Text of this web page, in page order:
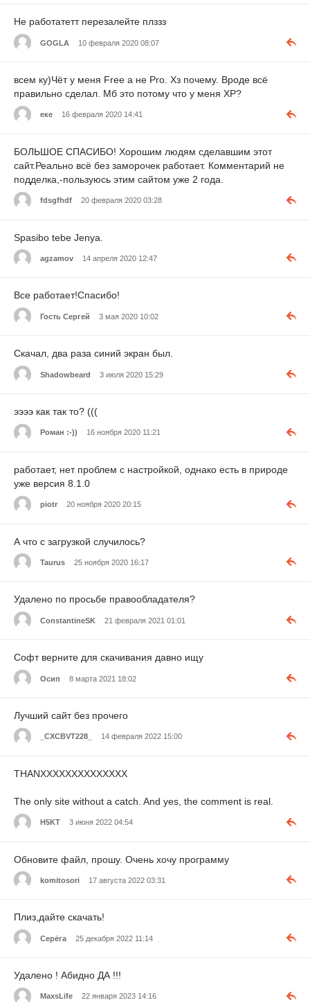
Не работатетт перезалейте плззз
GOGLA 10 февраля 2020 08:07
всем ку)Чёт у меня Free а не Pro. Хз почему. Вроде всё
правильно сделал. Мб это потому что у меня XP?
еке 16 февраля 2020 14:41
БОЛЬШОЕ СПАСИБО! Хорошим людям сделавшим этот
сайт.Реально всё без заморочек работает. Комментарий не
подделка,-пользуюсь этим сайтом уже 2 года.
fdsgfhdf 20 февраля 2020 03:28
Spasibo tebe Jenya.
agzamov 14 апреля 2020 12:47
Все работает!Спасибо!
Гость Сергей 3 мая 2020 10:02
Скачал, два раза синий экран был.
Shadowbeard 3 июля 2020 15:29
ээээ как так то? (((
Роман :-)) 16 ноября 2020 11:21
работает, нет проблем с настройкой, однако есть в природе
уже версия 8.1.0
piotr 20 ноября 2020 20:15
А что с загрузкой случилось?
Taurus 25 ноября 2020 16:17
Удалено по просьбе правообладателя?
ConstantineSK 21 февраля 2021 01:01
Софт верните для скачивания давно ищу
Осип 8 марта 2021 18:02
Лучший сайт без прочего
_CXCBVT228_ 14 февраля 2022 15:00
THANXXXXXXXXXXXXXX
The only site without a catch. And yes, the comment is real.
H5KT 3 июня 2022 04:54
Обновите файл, прошу. Очень хочу программу
komitosori 17 августа 2022 03:31
Плиз,дайте скачать!
Серёга 25 декабря 2022 11:14
Удалено ! Абидно ДА !!!
MaxsLife 22 января 2023 14:16